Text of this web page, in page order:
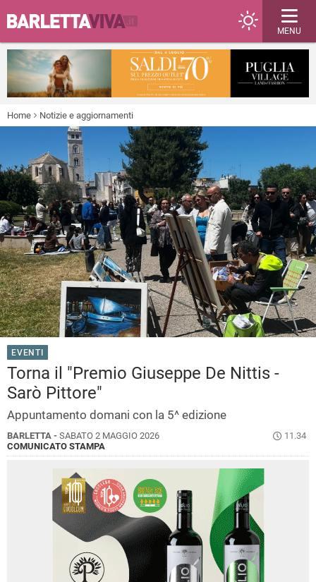
MENU
Home Notizie e aggiornamenti
EVENTI
Torna il "Premio Giuseppe De Nittis -
Sarò Pittore"
Appuntamento domani con la 5^ edizione
BARLETTA - SABATO 2 MAGGIO 2026
11.34
COMUNICATO STAMPA